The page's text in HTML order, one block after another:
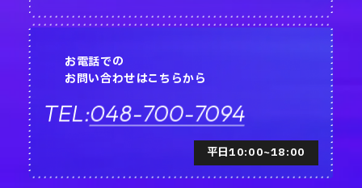
お電話での
お問い合わせはこちらから
TEL:048-700-7094
平日10:00~18:00